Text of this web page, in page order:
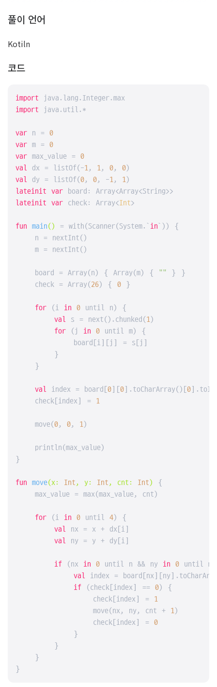
풀이 언어
Kotiln
코드
import
import java.util.*
var n = 0
var m = 0
var max_value = 0
val dx = listOf(-1, 1, 0, 0
val dy = listOf(0, 0, -1, 1
lateinit
var
lateinit
var check: Array<Int>
fun main() = with(Scanner(System.` in`)) {
    n = nextInt()
    m = nextInt()
    board = Array(n) { Array(m) {
"" } }
    check = Array(
26) { 0 }
for (i in 0 until n) {
val s = next().chunked(1)
for (j in 0 until m) {
            board[i][j] = s[j]
        }
    }
val index = board[0][0].toCharArray()[0
    check[index] =
1
    move(
0, 0, 1)
    println(max_value)
}
fun move(x: Int , y: Int , cnt: Int)
{
    max_value = max(max_value, cnt)
for (i in 0 until 4) {
val nx = x + dx[i]
val ny = y + dy[i]
if (nx in 0 until n && ny in 0 until
val index =
if (check[index] == 0) {
                check[index] =
1
                move(nx, ny, cnt +
1)
                check[index] =
0
            }
        }
    }
}